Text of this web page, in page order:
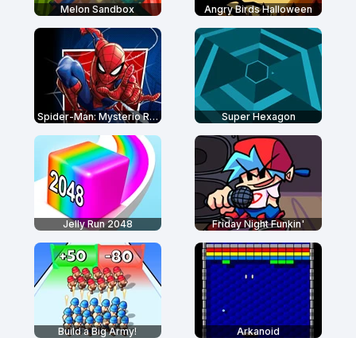
Melon Sandbox Angry Birds Halloween
Spider-Man: Mysterio Rush Super Hexagon
Jelly Run 2048 Friday Night Funkin'
Build a Big Army! Arkanoid